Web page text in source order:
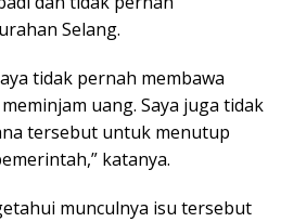
Selang.
tidak pernah membawa
uang. Saya juga tidak
tersebut untuk menutup
katanya.
munculnya isu tersebut